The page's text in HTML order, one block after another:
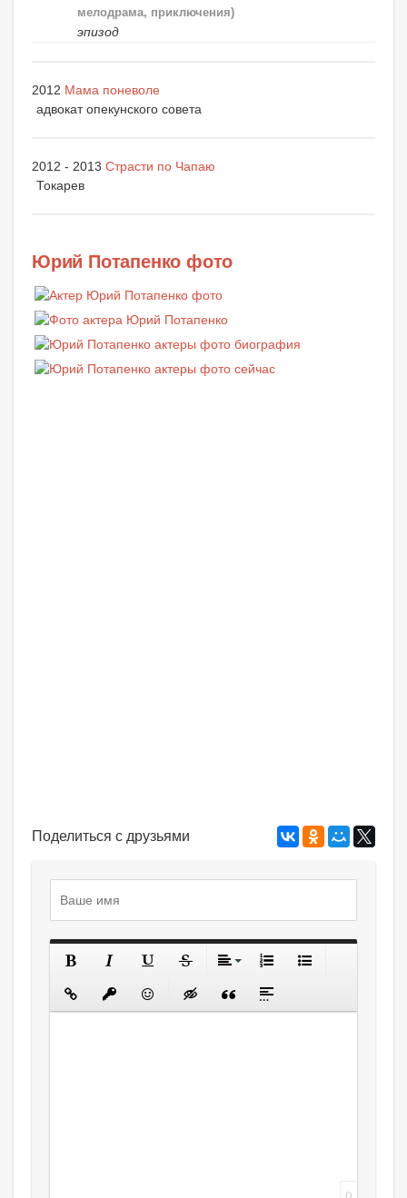
мелодрама, приключения)
эпизод
2012 Мама поневоле
адвокат опекунского совета
2012 - 2013 Страсти по Чапаю
Токарев
Юрий Потапенко фото
Поделиться с друзьями